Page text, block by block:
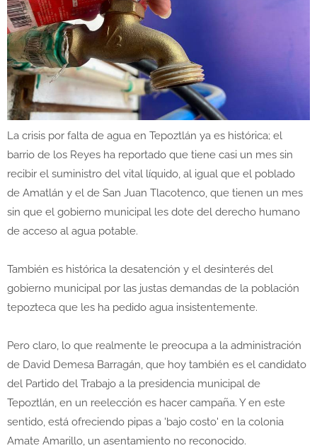
La crisis por falta de agua en Tepoztlán ya es histórica; el
barrio de los Reyes ha reportado que tiene casi un mes sin
recibir el suministro del vital líquido, al igual que el poblado
de Amatlán y el de San Juan Tlacotenco, que tienen un mes
sin que el gobierno municipal les dote del derecho humano
de acceso al agua potable.
También es histórica la desatención y el desinterés del
gobierno municipal por las justas demandas de la población
tepozteca que les ha pedido agua insistentemente.
Pero claro, lo que realmente le preocupa a la administración
de David Demesa Barragán, que hoy también es el candidato
del Partido del Trabajo a la presidencia municipal de
Tepoztlán, en un reelección es hacer campaña. Y en este
sentido, está ofreciendo pipas a 'bajo costo' en la colonia
Amate Amarillo, un asentamiento no reconocido.